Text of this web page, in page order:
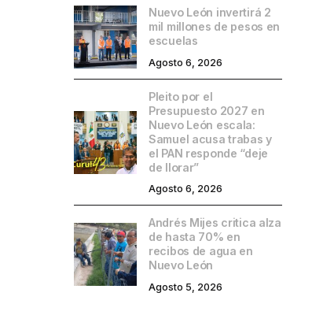
Nuevo León invertirá 2
mil millones de pesos en
escuelas
Agosto 6, 2026
Pleito por el
Presupuesto 2027 en
Nuevo León escala:
Samuel acusa trabas y
el PAN responde “deje
de llorar”
Agosto 6, 2026
Andrés Mijes critica alza
de hasta 70% en
recibos de agua en
Nuevo León
Agosto 5, 2026